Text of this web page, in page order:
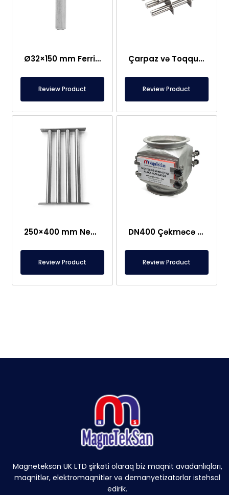
Ø32×150 mm Ferrit Çubuq Maqnit 300 Oksid
Review Product
Çarpaz və Toqquşma Tipli Maqnit Şəbəkə Ayırıcısı – Fərdi Dizayn
Review Product
250×400 mm Neodim Tor Şəbəkə Maqniti
Review Product
DN400 Çəkməcə Tipi, Qorunan Plitə Maqnit
Review Product
Magneteksan UK LTD şirkəti olaraq biz maqnit avadanlıqları,
maqnitlər, elektromaqnitlər və demanyetizatorlar istehsal
edirik.